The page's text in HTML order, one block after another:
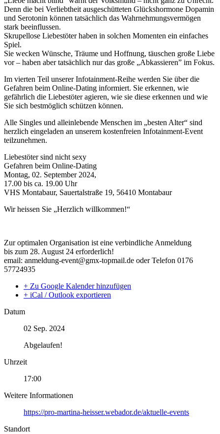
Denn die bei Verliebtheit ausgeschütteten Glückshormone Dopamin
und Serotonin können tatsächlich das Wahrnehmungsvermögen
stark beeinflussen.
Skrupellose Liebestöter haben in solchen Momenten ein einfaches
Spiel.
Sie wecken Wünsche, Träume und Hoffnung, täuschen große Liebe
vor – haben aber tatsächlich nur das große „Abkassieren” im Fokus.
Im vierten Teil unserer Infotainment-Reihe werden Sie über die
Gefahren beim Online-Dating informiert. Sie erkennen, wie
gefährlich die Liebestöter agieren, wie sie diese erkennen und wie
Sie sich bestmöglich schützen können.
Alle Singles und alleinlebende Menschen im „besten Alter“ sind
herzlich eingeladen an unserem kostenfreien Infotainment-Event
teilzunehmen.
Liebestöter sind nicht sexy
Gefahren beim Online-Dating
Montag, 02. September 2024,
17.00 bis ca. 19.00 Uhr
VHS Montabaur, Sauertalstraße 19, 56410 Montabaur
Wir heissen Sie „Herzlich willkommen!“
Zur optimalen Organisation ist eine verbindliche Anmeldung
bis zum 28. August 24 erforderlich!
email: anmeldung-event@gmx-topmail.de oder Telefon 0176
57724935
+ Zu Google Kalender hinzufügen
+ iCal / Outlook exportieren
Datum
02 Sep. 2024
Abgelaufen!
Uhrzeit
17:00
Weitere Informationen
https://pro-martina-heisser.webador.de/aktuelle-events
Standort